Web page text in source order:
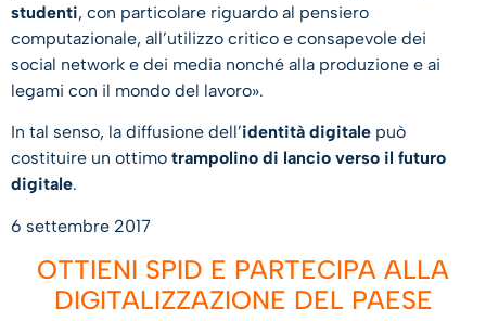
studenti, con particolare riguardo al pensiero
computazionale, all’utilizzo critico e consapevole dei
social network e dei media nonché alla produzione e ai
legami con il mondo del lavoro».
In tal senso, la diffusione dell’identità digitale può
costituire un ottimo trampolino di lancio verso il futuro
digitale.
6 settembre 2017
OTTIENI SPID E PARTECIPA ALLA
DIGITALIZZAZIONE DEL PAESE